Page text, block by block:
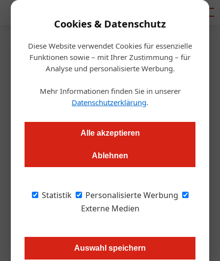
Cookies & Datenschutz
Diese Website verwendet Cookies für essenzielle
Funktionen sowie – mit Ihrer Zustimmung – für
Analyse und personalisierte Werbung.
Mehr Informationen finden Sie in unserer
Datenschutzerklärung.
Alle akzeptieren
Ablehnen
Statistik
Personalisierte Werbung
Externe Medien
Auswahl speichern
Startseite/Gastro & Hotel
Auf ein Stiegl fliegen
Redaktion.OEGZ 09.12.2010, 00:00 Uhr
Stiegl eröffnet neues Lokalkonzept am Flughafen Salzburg.
neuen Stiegl-Terminal am Flughafen Salzburg einchecken.
Aber nicht so wie bisher gewohnt, sondern für einen
Der renommierte Designer Gerald Kiska schuf
Erlebniswelt, in der sich alles um Österreichs
größte Privatbrauerei dreht. Zentraler Punkt